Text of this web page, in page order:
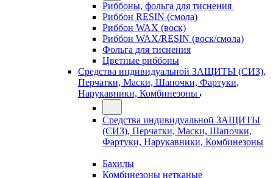
Риббоны, фольга для тиснения
Риббон RESIN (смола)
Риббон WAX (воск)
Риббон WAX/RESIN (воск/смола)
Фольга для тиснения
Цветные риббоны
Средства индивидуальной ЗАЩИТЫ (СИЗ),
Перчатки, Маски, Шапочки, Фартуки,
Нарукавники, Комбинезоны
Средства индивидуальной ЗАЩИТЫ
(СИЗ), Перчатки, Маски, Шапочки,
Фартуки, Нарукавники, Комбинезоны
Бахилы
Комбинезоны нетканые